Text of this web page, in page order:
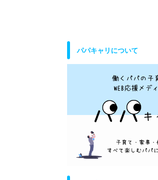
パパキャリについて